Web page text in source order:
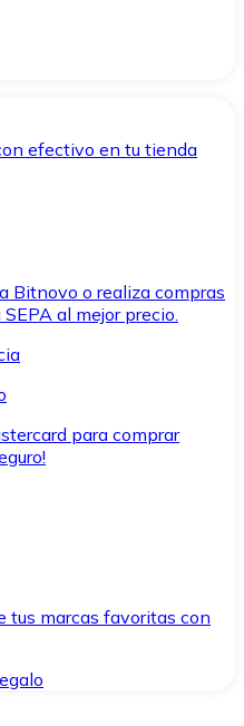
efectivo en tu tienda
Bitnovo o realiza compras
al mejor precio.
para comprar
tus marcas favoritas con